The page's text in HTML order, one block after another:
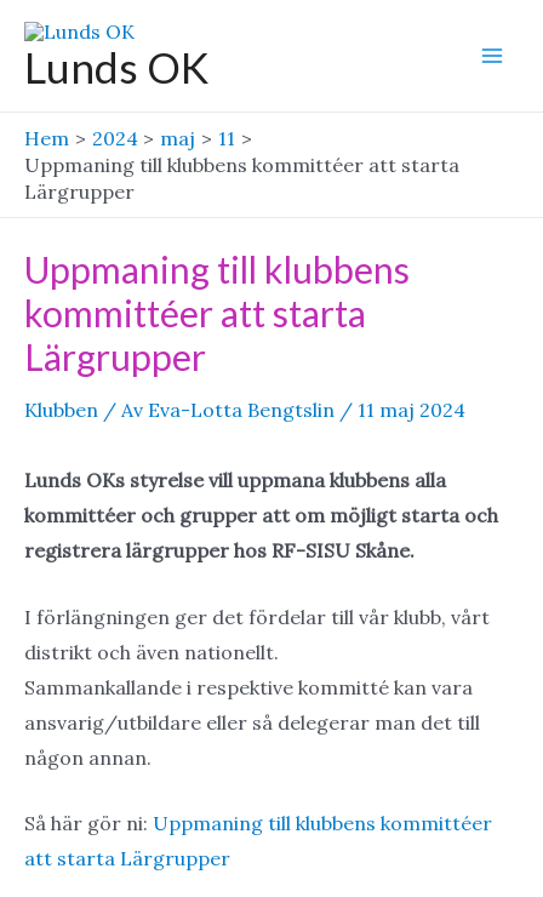
Hoppa
innehåll
Lunds OK
Hem 2024 maj
11
Uppmaning till klubbens kommittéer att starta
Lärgrupper
Uppmaning till klubbens
kommittéer att starta
Lärgrupper
Klubben / Av Eva-Lotta Bengtslin / 11 maj 2024
Lunds OKs styrelse vill uppmana klubbens alla
kommittéer och grupper att om möjligt starta och
registrera lärgrupper hos RF-SISU Skåne.
I förlängningen ger det fördelar till vår klubb, vårt
distrikt och även nationellt.
Sammankallande i respektive kommitté kan vara
ansvarig/utbildare eller så delegerar man det till
någon annan.
Så här gör ni: Uppmaning till klubbens kommittéer
att starta Lärgrupper